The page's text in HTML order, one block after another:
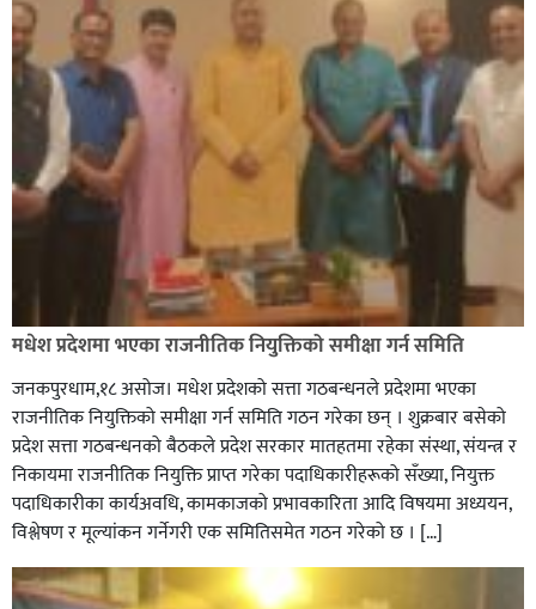
मधेश प्रदेशमा भएका राजनीतिक नियुक्तिको समीक्षा गर्न समिति
जनकपुरधाम,१८ असोज। मधेश प्रदेशको सत्ता गठबन्धनले प्रदेशमा भएका
राजनीतिक नियुक्तिको समीक्षा गर्न समिति गठन गरेका छन् । शुक्रबार बसेको
प्रदेश सत्ता गठबन्धनको बैठकले प्रदेश सरकार मातहतमा रहेका संस्था, संयन्त्र र
निकायमा राजनीतिक नियुक्ति प्राप्त गरेका पदाधिकारीहरूको सँख्या, नियुक्त
पदाधिकारीका कार्यअवधि, कामकाजको प्रभावकारिता आदि विषयमा अध्ययन,
विश्लेषण र मूल्यांकन गर्नेगरी एक समितिसमेत गठन गरेको छ । […]